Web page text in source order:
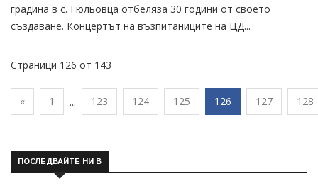
градина в с. Гюльовца отбеляза 30 години от своето
създаване. Концертът на възпитаниците на ЦД...
Страници 126 от 143
« 1 ... 123 124 125 126 127 128
ПОСЛЕДВАЙТЕ НИ В